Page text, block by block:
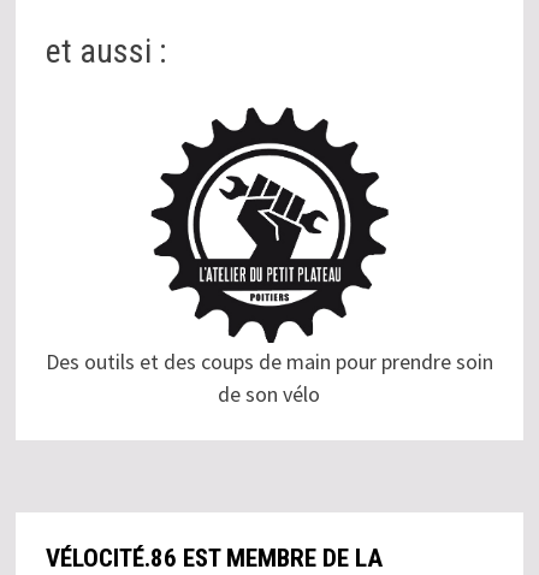
et aussi :
Des outils et des coups de main pour prendre soin
de son vélo
VÉLOCITÉ.86 EST MEMBRE DE LA